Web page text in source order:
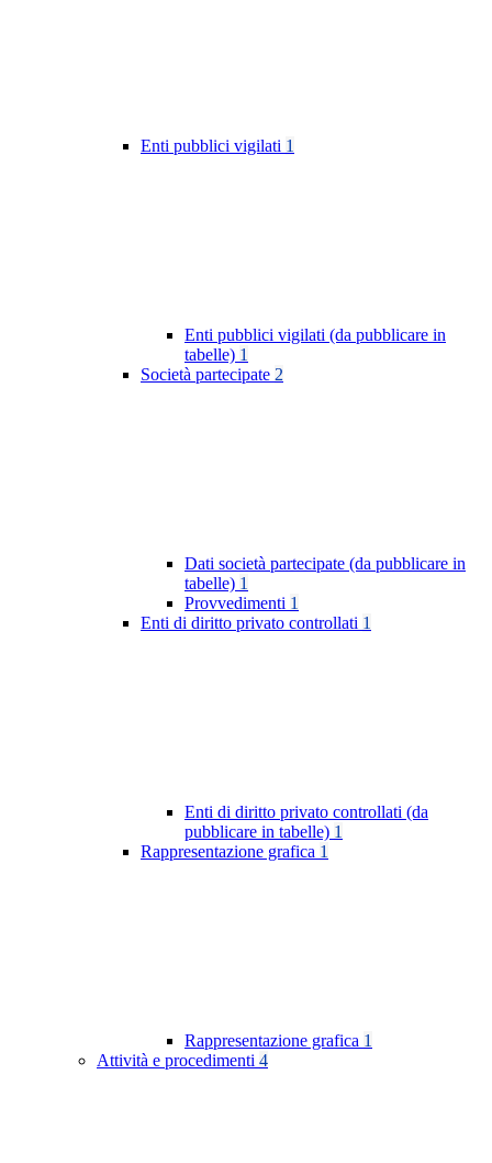
Enti pubblici vigilati 1
Enti pubblici vigilati (da pubblicare in
tabelle) 1
Società partecipate 2
Dati società partecipate (da pubblicare in
tabelle) 1
Provvedimenti 1
Enti di diritto privato controllati 1
Enti di diritto privato controllati (da
pubblicare in tabelle) 1
Rappresentazione grafica 1
Rappresentazione grafica 1
Attività e procedimenti 4